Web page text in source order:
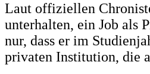
Laut offiziellen
unterhalten, ein Job als
nur, dass er im
privaten Institution, die